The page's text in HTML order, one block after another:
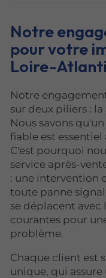
Notre
pour votre
Loire-
Notre
sur deux piliers :
Nous savons
fiable est
C'est pourquoi
service après-
: une intervention
toute panne
se déplacent avec
courantes pour
problème.
Chaque client est
unique, qui